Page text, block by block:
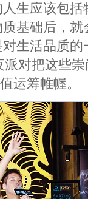
生应该包括
基础后，
生活品质
对把这些
运筹帷幄。